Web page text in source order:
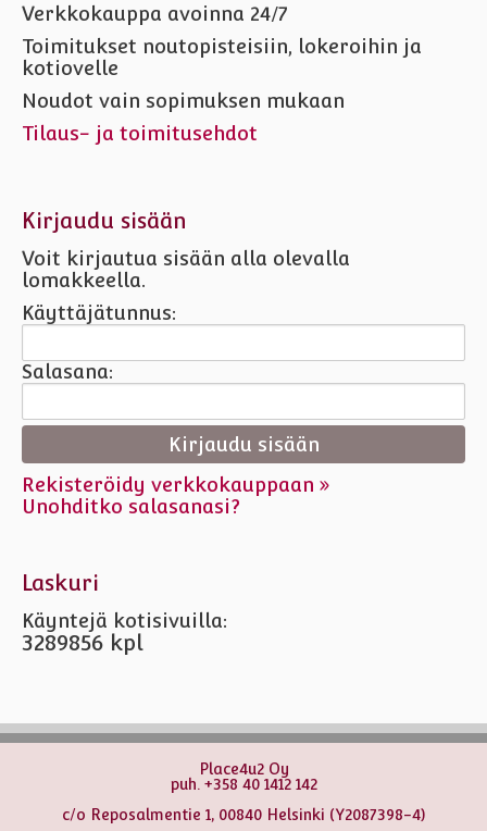
Verkkokauppa avoinna 24/7
Toimitukset noutopisteisiin, lokeroihin ja
kotiovelle
Noudot vain sopimuksen mukaan
Tilaus- ja toimitusehdot
Kirjaudu sisään
Voit kirjautua sisään alla olevalla
lomakkeella.
Käyttäjätunnus:
Salasana:
Rekisteröidy verkkokauppaan »
Unohditko salasanasi?
Laskuri
Käyntejä kotisivuilla:
3289856 kpl
Place4u2 Oy
puh. +358 40 1412 142
c/o Reposalmentie 1, 00840 Helsinki (Y2087398-4)